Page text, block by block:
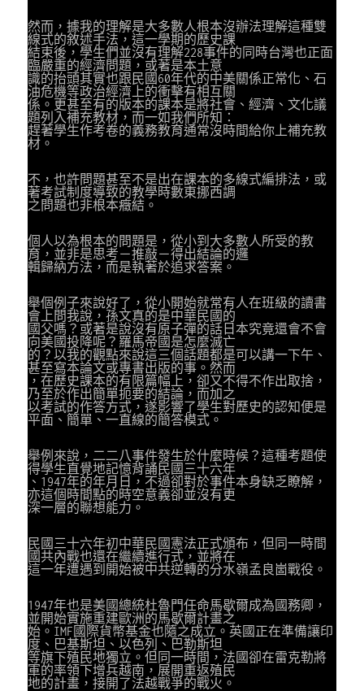
然而，據我的理解是大多數人根本沒辦法理解這種雙
線式的敘述手法，這一學期的歷史課
結束後，學生們並沒有理解228事件的同時台灣也正面
臨嚴重的經濟問題，或著是本土意
識的抬頭其實也跟民國60年代的中美關係正常化、石
油危機等政治經濟上的衝擊有相互關
係。更甚至有的版本的課本是將社會、經濟、文化議
題列入補充教材，而一如我們所知：
趕著學生作考卷的義務教育通常沒時間給你上補充教
材。
不，也許問題甚至不是出在課本的多線式編排法，或
著考試制度導致的教學時數東挪西調
之問題也非根本癥結。
個人以為根本的問題是，從小到大多數人所受的教
育，並非是思考－推敲－得出結論的邏
輯歸納方法，而是執著於追求答案。
舉個例子來說好了，從小開始就常有人在班級的讀書
會上問我說，孫文真的是中華民國的
國父嗎？或著是說沒有原子彈的話日本究竟還會不會
向美國投降呢？羅馬帝國是怎麼滅亡
的？以我的觀點來說這三個話題都是可以講一下午、
甚至寫本論文或專書出版的事。然而
，在歷史課本的有限篇幅上，卻又不得不作出取捨，
乃至於作出簡單扼要的結論，而加之
以考試的作答方式，遂影響了學生對歷史的認知便是
平面、簡單、一直線的簡答模式。
舉例來說，二二八事件發生於什麼時候？這種考題使
得學生直覺地記憶背誦民國三十六年
、1947年的年月日，不過卻對於事件本身缺乏瞭解，
亦這個時間點的時空意義卻並沒有更
深一層的聯想能力。
民國三十六年初中華民國憲法正式頒布，但同一時間
國共內戰也還在繼續進行式，並將在
這一年遭遇到開始被中共逆轉的分水嶺孟良崮戰役。
1947年也是美國總統杜魯門任命馬歇爾成為國務卿，
並開始實施重建歐洲的馬歇爾計畫之
始。IMF國際貨幣基金也隨之成立。英國正在準備讓印
度、巴基斯坦、以色列、巴勒斯坦
等旗下殖民地獨立。但同一時間，法國卻在雷克勒將
軍的率領下增兵越南，展開重返殖民
地的計畫，接開了法越戰爭的戰火。